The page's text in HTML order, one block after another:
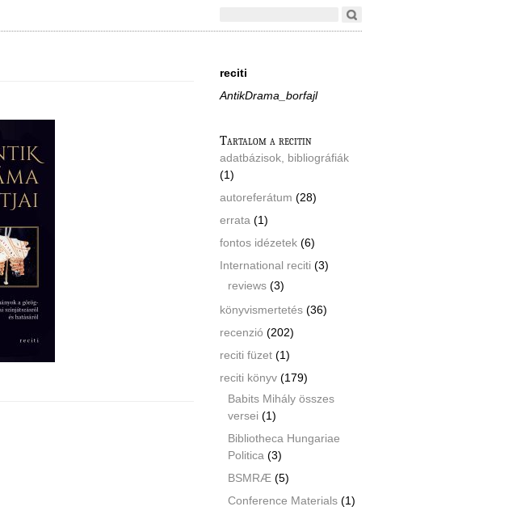
reciti
AntikDrama_borfajl
Tartalom a recitin
adatbázisok, bibliográfiák
(1)
autoreferátum (28)
errata (1)
fontos idézetek (6)
International reciti (3)
reviews (3)
könyvismertetés (36)
recenzió (202)
reciti füzet (1)
reciti könyv (179)
Babits Mihály összes
versei (1)
Bibliotheca Hungariae
Politica (3)
BSMRÆ (5)
Conference Materials (1)